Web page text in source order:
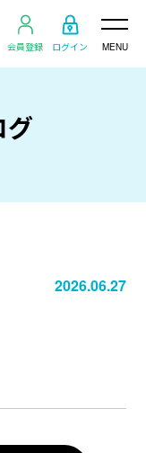
会員登録 ログイン MENU
グ
2026.06.27